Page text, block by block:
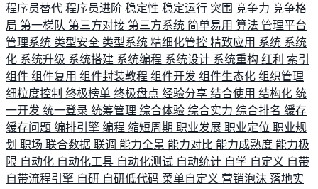
程序员替代 程序员进阶 稳定性 稳定运行 突围 竞争力 竞争格
局 第一梯队 第三方对接 第三方系统 简单易用 算法 管理平台
管理系统 类型安全 类型系统 精细化管控 精致应用 系统 系统
化 系统升级 系统搭建 系统编程 系统设计 系统重构 红利 索引
组件 组件复用 组件封装教程 组件开发 组件生态化 组织管理
细粒度控制 终极榜单 终极盘点 经验分享 结合使用 结构化 统
一开发 统一登录 统筹管理 综合体验 综合实力 综合排名 缓存
缓存问题 编排引擎 编程 缩短周期 职业发展 职业定位 职业规
划 职场 联合数据 联调 能力全景 能力对比 能力成熟度 能力极
限 自动化 自动化工具 自动化测试 自动统计 自学 自定义 自带
自带流程引擎 自研 自研低代码 菜单自定义 营销泡沫 落地实